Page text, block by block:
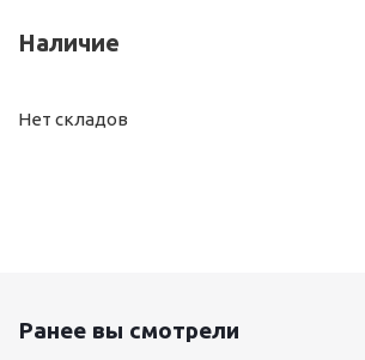
Наличие
Нет складов
Ранее вы смотрели